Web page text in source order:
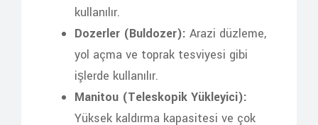
kullanılır.
Dozerler (Buldozer): Arazi düzleme,
yol açma ve toprak tesviyesi gibi
işlerde kullanılır.
Manitou (Teleskopik Yükleyici):
Yüksek kaldırma kapasitesi ve çok